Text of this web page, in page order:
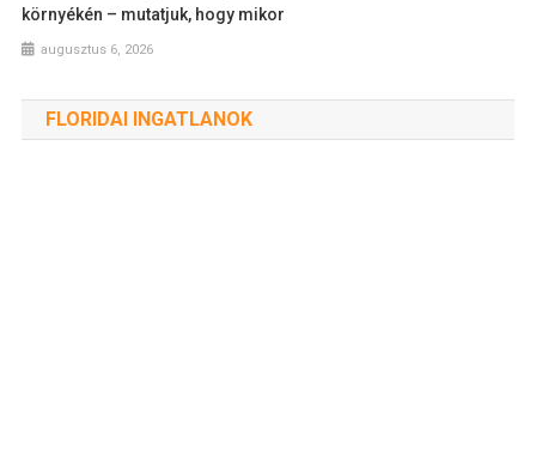
környékén – mutatjuk, hogy mikor
augusztus 6, 2026
FLORIDAI INGATLANOK